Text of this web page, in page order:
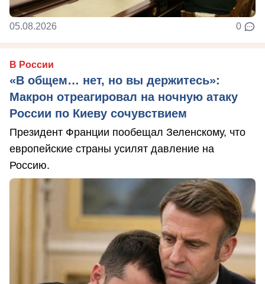
05.08.2026 0
В России
«В общем… нет, но вы держитесь»:
Макрон отреагировал на ночную атаку
России по Киеву сочувствием
Президент Франции пообещал Зеленскому, что
европейские страны усилят давление на
Россию.